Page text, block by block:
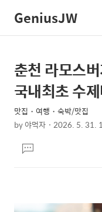
GeniusJW
상
세
컨
텐
본
문
제
목
춘천 라모스
국내최초 수
맛집・여행・숙박/맛집
by야먹자 2026. 5. 31.
문댓
글